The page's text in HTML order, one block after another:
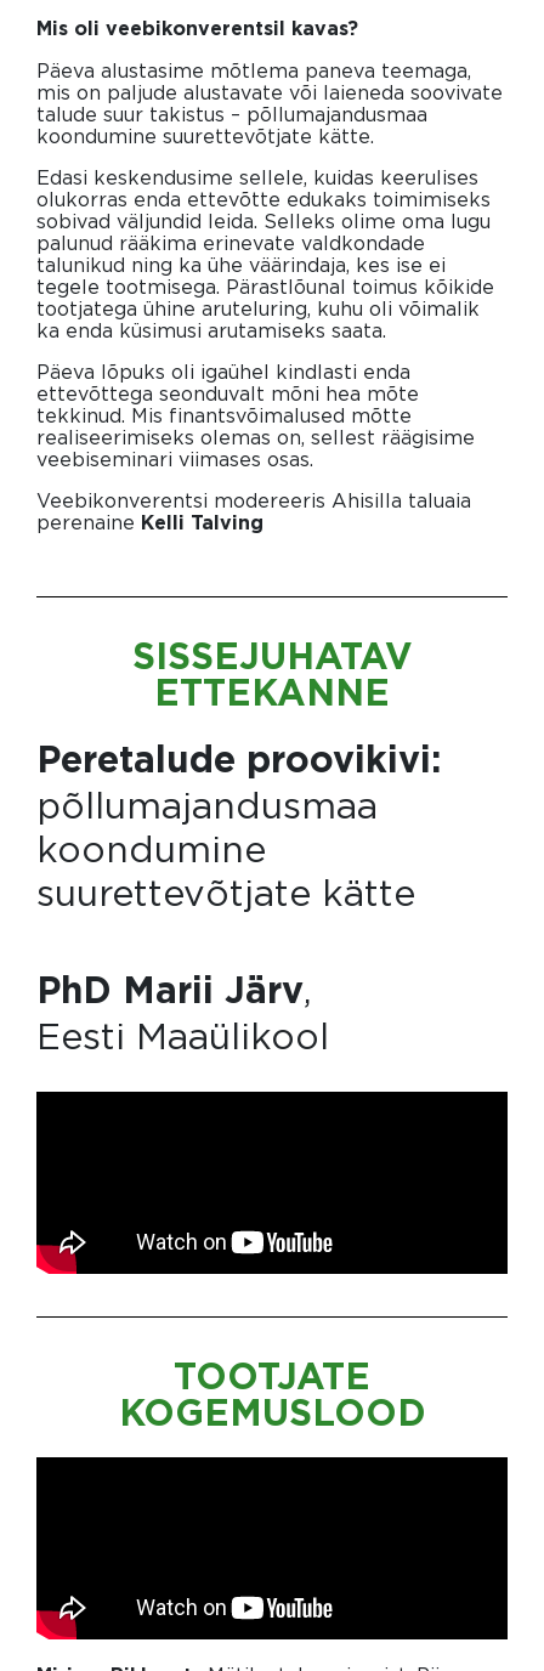
Mis oli veebi konverentsil kavas?
Päeva alustasime mõtlema paneva teemaga,
mis on paljude alustavate või laieneda soovivate
talude suur takistus – põllumajandusmaa
koondumine suurettevõtjate kätte.
Edasi keskendusime sellele, kuidas keerulises
olukorras enda ettevõtte edukaks toimimiseks
sobivad väljundid leida. Selleks olime oma lugu
palunud rääkima erinevate valdkondade
talunikud ning ka ühe väärindaja, kes ise ei
tegele tootmisega. Pärastlõunal toimus kõikide
tootjatega ühine aruteluring, kuhu oli võimalik
ka enda küsimusi arutamiseks saata.
Päeva lõpuks oli igaühel kindlasti enda
ettevõttega seonduvalt mõni hea mõte
tekkinud. Mis finantsvõimalused mõtte
realiseerimiseks olemas on, sellest räägisime
veebiseminari viimases osas.
Veebikonverentsi modereeris Ahisilla taluaia
perenaine Kelli Talving
SISSEJUHATAV
ETTEKANNE
Peretalude proovikivi:
põllumajandusmaa
koondumine
suurettevõtjate kätte
PhD Marii Järv,
Eesti Maaülikool
TOOTJATE
KOGEMUSLOOD